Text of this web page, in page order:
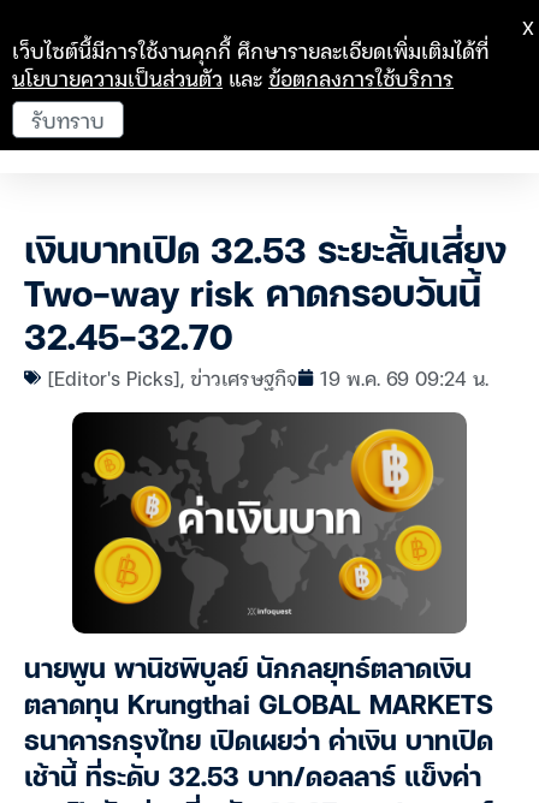
เงินบาทเปิด 32.53 ระยะสั้นเสี่ยง
Two-way risk คาดกรอบวันนี้
32.45-32.70
[Editor's Picks],ข่าวเศรษฐกิจ 19 พ.ค. 69 09:24 น.
นายพูน พานิชพิบูลย์ นักกลยุทธ์ตลาดเงิน
ตลาดทุน Krungthai GLOBAL MARKETS
ธนาคารกรุงไทย เปิดเผยว่า ค่าเงิน บาทเปิด
เช้านี้ ที่ระดับ 32.53 บาท/ดอลลาร์ แข็งค่า
เว็บไซต์นี้มีการใช้งานคุกกี้ ศึกษารายละเอียดเพิ่มเติมได้ที่
นโยบายความเป็นส่วนตัว และข้อตกลงการใช้บริการ
รับทราบ
X